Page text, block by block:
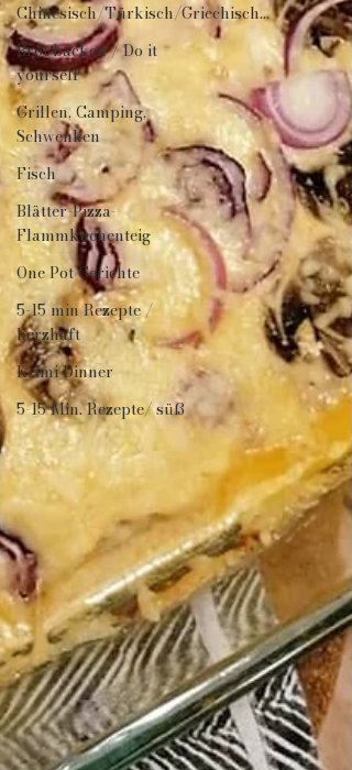
Chinesisch/Türkisch/Griechisch...
Brot backen / Do it
yourself
Grillen, Camping,
Schwenken
Fisch
Blätter-Pizza-
Flammkuchenteig
One Pot Gerichte
5-15 min Rezepte /
herzhaft
Krimi Dinner
5-15 Min. Rezepte/ süß